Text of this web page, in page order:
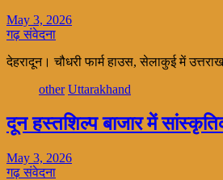
May 3, 2026
गढ़ संवेदना
देहरादून। चौधरी फार्म हाउस, सेलाकुई में
other Uttarakhand
दून हस्तशिल्प बाजार में
May 3, 2026
गढ़ संवेदना